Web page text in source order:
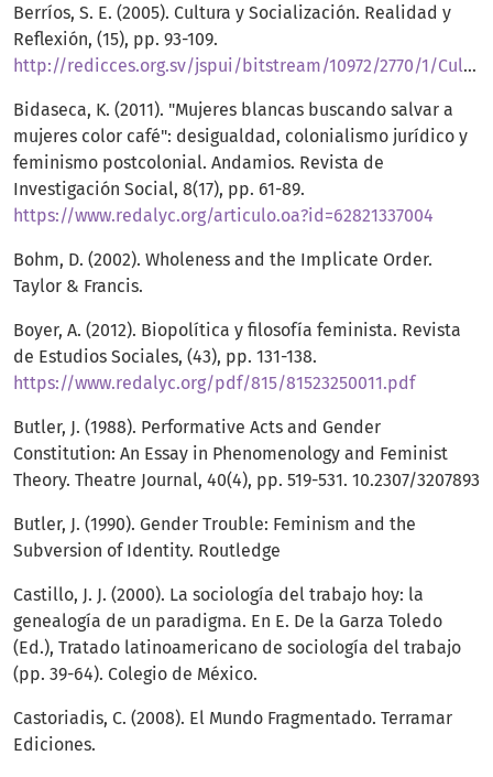
Berríos, S. E. (2005). Cultura y Socialización. Realidad y
Reflexión, (15), pp. 93-109.
http://redicces.org.sv/jspui/bitstream/10972/2770/1/Cultura%20y%20socializaci%C3%B3n.pdf.pdf
Bidaseca, K. (2011). "Mujeres blancas buscando salvar a
mujeres color café": desigualdad, colonialismo jurídico y
feminismo postcolonial. Andamios. Revista de
Investigación Social, 8(17), pp. 61-89.
https://www.redalyc.org/articulo.oa?id=62821337004
Bohm, D. (2002). Wholeness and the Implicate Order.
Taylor & Francis.
Boyer, A. (2012). Biopolítica y filosofía feminista. Revista
de Estudios Sociales, (43), pp. 131-138.
https://www.redalyc.org/pdf/815/81523250011.pdf
Butler, J. (1988). Performative Acts and Gender
Constitution: An Essay in Phenomenology and Feminist
Theory. Theatre Journal, 40(4), pp. 519-531. 10.2307/3207893
Butler, J. (1990). Gender Trouble: Feminism and the
Subversion of Identity. Routledge
Castillo, J. J. (2000). La sociología del trabajo hoy: la
genealogía de un paradigma. En E. De la Garza Toledo
(Ed.), Tratado latinoamericano de sociología del trabajo
(pp. 39-64). Colegio de México.
Castoriadis, C. (2008). El Mundo Fragmentado. Terramar
Ediciones.